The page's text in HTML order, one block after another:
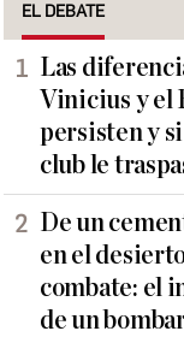
EL DEBATE
Las
Vinicius y el
persisten y
club le
De un
en el
combate: el
de un